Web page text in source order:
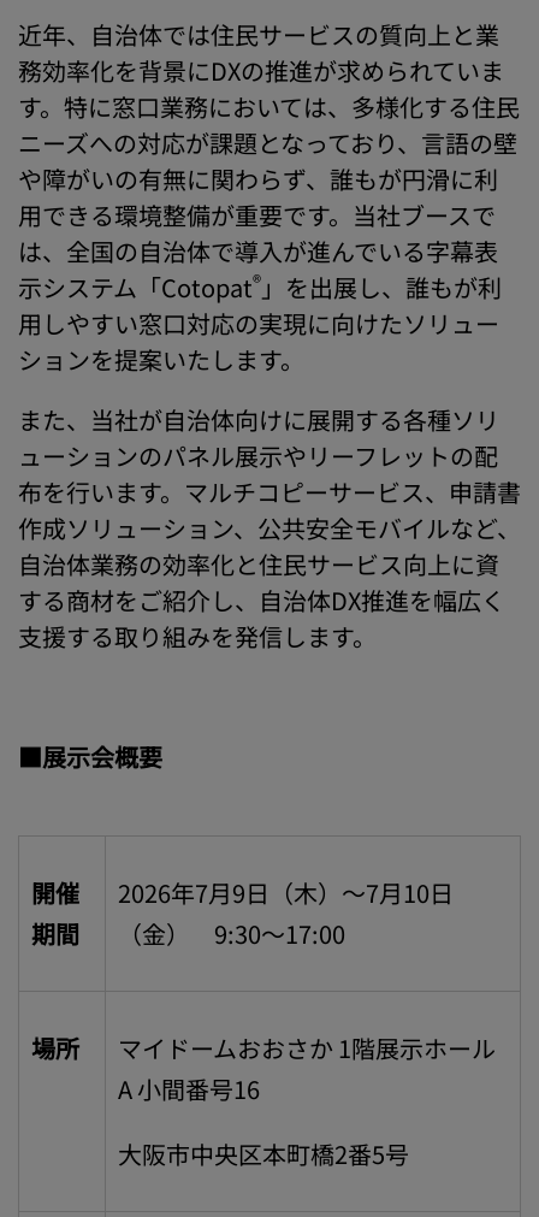
近年、自治体では住民サービスの質向上と業
務効率化を背景にDXの推進が求められていま
す。特に窓口業務においては、多様化する住民
ニーズへの対応が課題となっており、言語の壁
や障がいの有無に関わらず、誰もが円滑に利
用できる環境整備が重要です。当社ブースで
は、全国の自治体で導入が進んでいる字幕表
示システム「Cotopat® 」を出展し、誰もが利
用しやすい窓口対応の実現に向けたソリュー
ションを提案いたします。
また、当社が自治体向けに展開する各種ソリ
ューションのパネル展示やリーフレットの配
布を行います。マルチコピーサービス、申請書
作成ソリューション、公共安全モバイルなど、
自治体業務の効率化と住民サービス向上に資
する商材をご紹介し、自治体DX推進を幅広く
支援する取り組みを発信します。
■展示会概要
開催
期間
2026年7月9日（木）～7月10日
（金） 9:30～17:00
場所
マイドームおおさか 1階展示ホール
A 小間番号16
大阪市中央区本町橋2番5号